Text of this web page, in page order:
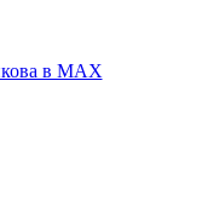
в MAX